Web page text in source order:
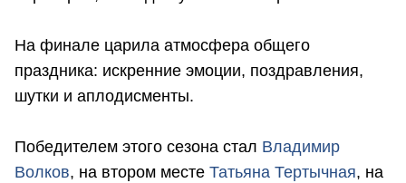
На финале царила атмосфера общего
праздника: искренние эмоции, поздравления,
шутки и аплодисменты.
Победителем этого сезона стал Владимир
Волков, на втором месте Татьяна Тертычная, на